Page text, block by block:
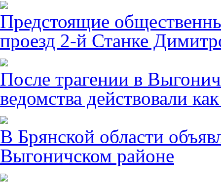
Предстоящие
проезд 2-й Станке
После трагении в
ведомства действовали
В Брянской области
Выгоничском районе